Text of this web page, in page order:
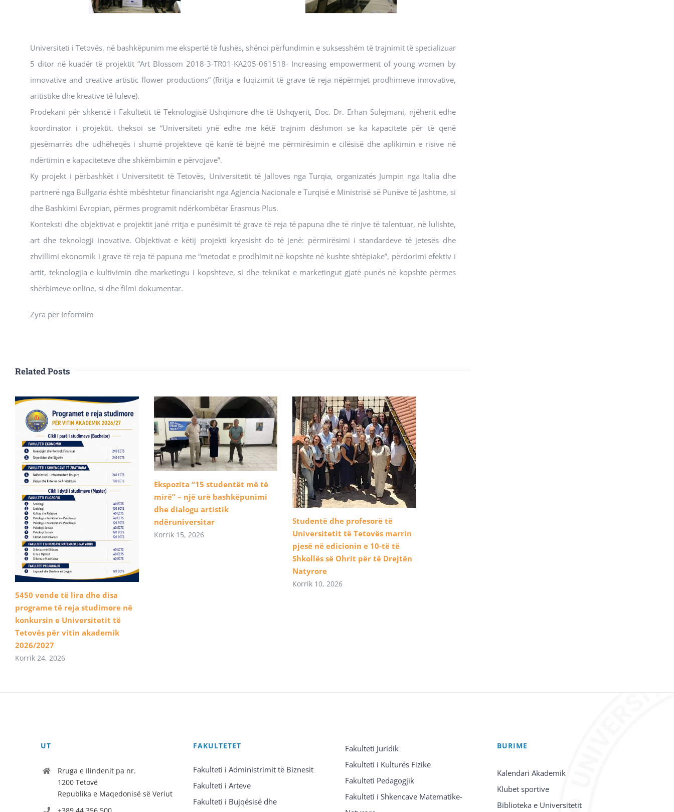
Universiteti i Tetovës, në bashkëpunim me ekspertë të fushës, shënoi përfundimin e suksesshëm të trajnimit të specializuar
5 ditor në kuadër të projektit “Art Blossom 2018-3-TR01-KA205-061518- Increasing empowerment of young women by
innovative and creative artistic flower productions” (Rritja e fuqizimit të grave të reja nëpërmjet prodhimeve innovative,
aritistike dhe kreative të luleve).
Prodekani për shkencë i Fakultetit të Teknologjisë Ushqimore dhe të Ushqyerit, Doc. Dr. Erhan Sulejmani, njëherit edhe
koordinator i projektit, theksoi se “Universiteti ynë edhe me këtë trajnim dëshmon se ka kapacitete për të qenë
pjesëmarrës dhe udhëheqës i shumë projekteve që kanë të bëjnë me përmirësimin e cilësisë dhe aplikimin e risive në
ndërtimin e kapaciteteve dhe shkëmbimin e përvojave”.
Ky projekt i përbashkët i Universitetit të Tetovës, Universitetit të Jalloves nga Turqia, organizatës Jumpin nga Italia dhe
partnerë nga Bullgaria është mbështetur financiarisht nga Agjencia Nacionale e Turqisë e Ministrisë së Punëve të Jashtme, si
dhe Bashkimi Evropian, përmes programit ndërkombëtar Erasmus Plus.
Konteksti dhe objektivat e projektit janë rritja e punësimit të grave të reja të papuna dhe të rinjve të talentuar, në lulishte,
art dhe teknologji inovative. Objektivat e këtij projekti kryesisht do të jenë: përmirësimi i standardeve të jetesës dhe
zhvillimi ekonomik i grave të reja të papuna me “metodat e prodhimit në kopshte në kushte shtëpiake”, përdorimi efektiv i
artit, teknologjia e kultivimin dhe marketingu i kopshteve, si dhe teknikat e marketingut gjatë punës në kopshte përmes
shërbimeve online, si dhe filmi dokumentar.
Zyra për Informim
Related Posts
5450 vende të lira dhe disa
programe të reja studimore në
konkursin e Universitetit të
Tetovës për vitin akademik
2026/2027
Korrik 24, 2026
Ekspozita “15 studentët më të
mirë” – një urë bashkëpunimi
dhe dialogu artistik
ndëruniversitar
Korrik 15, 2026
Studentë dhe profesorë të
Universitetit të Tetovës marrin
pjesë në edicionin e 10-të të
Shkollës së Ohrit për të Drejtën
Natyrore
Korrik 10, 2026
UT
Rruga e Ilindenit pa nr.
1200 Tetovë
Republika e Maqedonisë së Veriut
FAKULTETET
Fakulteti i Administrimit të Biznesit
Fakulteti i Arteve
Fakulteti i Bujqësisë dhe
Fakulteti Juridik
Fakulteti i Kulturës Fizike
Fakulteti Pedagogjik
Fakulteti i Shkencave Matematike-
BURIME
Kalendari Akademik
Klubet sportive
Biblioteka e Universitetit